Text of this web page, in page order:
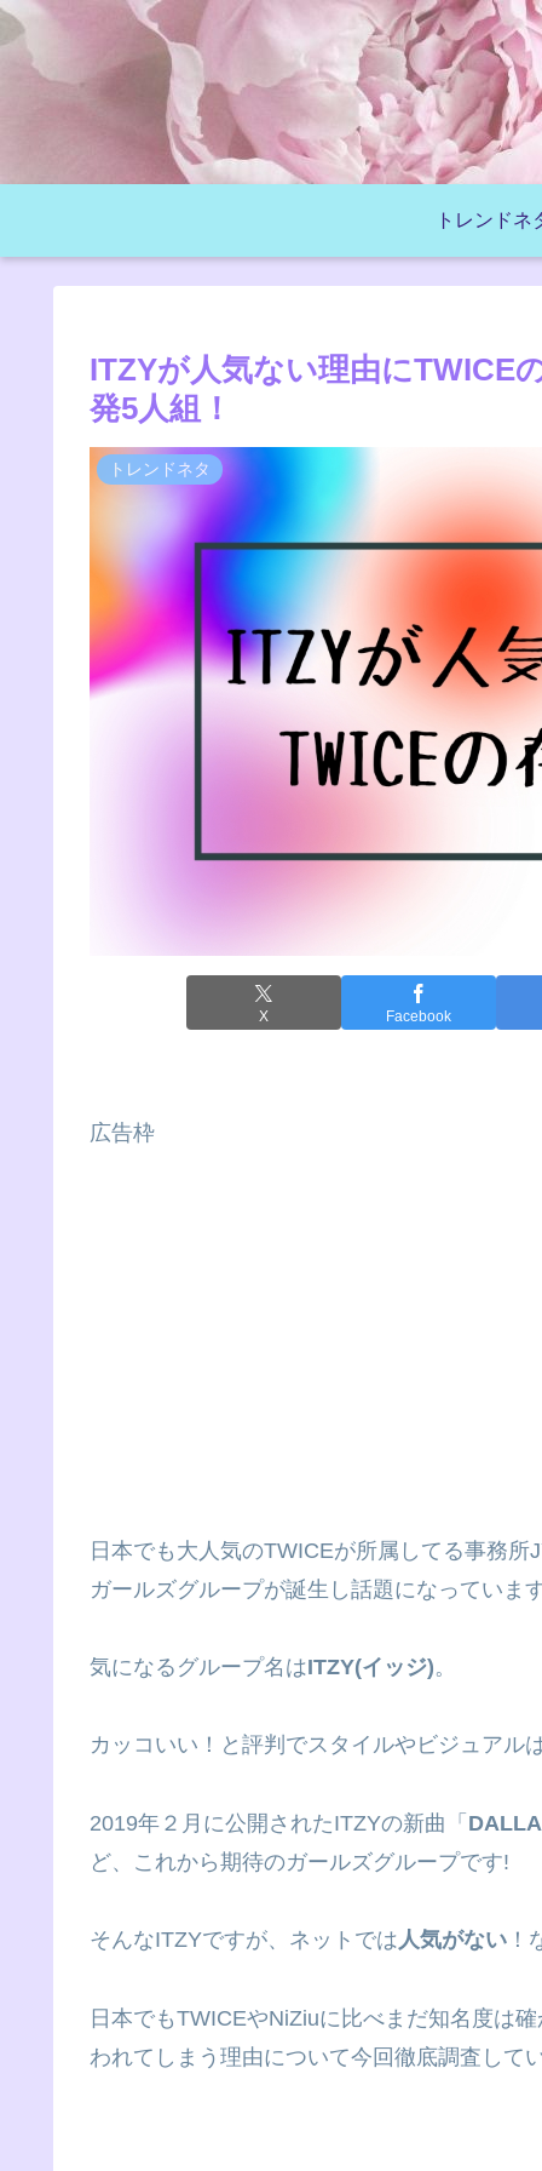
トレンドネ
ITZYが人気ない理由にTWICE
発5人組！
トレンドネタ
X Facebook
広告枠
日本でも大人気のTWICEが所属してる事務
ガールズグループが誕生し話題になっていま
気になるグループ名はITZY(イッジ)。
カッコいい！と評判でスタイルやビジュアル
2019年２月に公開されたITZYの新曲「
ど、これから期待のガールズグループです!
そんなITZYですが、ネットでは人気がない
日本でもTWICEやNiZiuに比べまだ知名度は
われてしまう理由について今回徹底調査して